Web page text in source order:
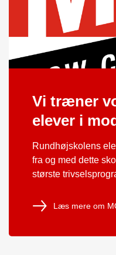
Vi træner
elever i
Rundhøjskolens
fra og med dette
største
Læs mere om